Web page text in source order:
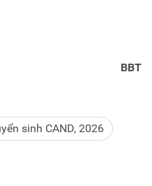
BBT
sinh CAND, 2026